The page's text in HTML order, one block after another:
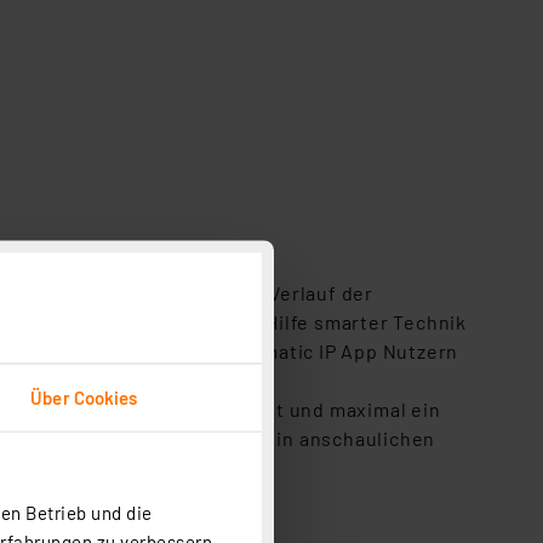
Über Cookies
Betrieb und die
Wochen? Wie ist der Verlauf der
können Sie es mit Hilfe smarter Technik
mit der kostenlose Homematic IP App Nutzern
die fortan aufgezeichnet und maximal ein
App herunterladen und dort in anschaulichen
Datei exportieren.